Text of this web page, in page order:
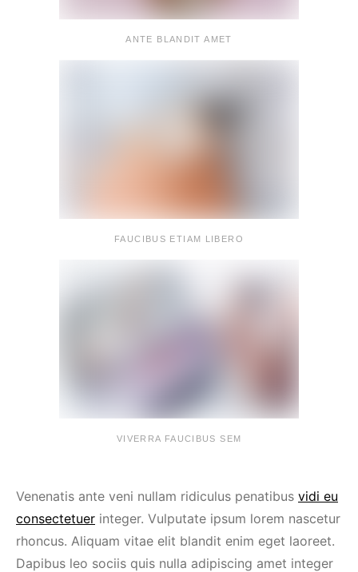
ANTE BLANDIT AMET
FAUCIBUS ETIAM LIBERO
VIVERRA FAUCIBUS SEM
Venenatis ante veni nullam ridiculus penatibus vidi eu
consectetuer integer. Vulputate ipsum lorem nascetur
rhoncus. Aliquam vitae elit blandit enim eget laoreet.
Dapibus leo sociis quis nulla adipiscing amet integer